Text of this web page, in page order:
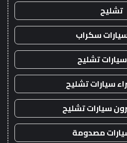
تشليح
سكراب
تشليح
سيارات تشليح
سيارات تشليح
مصدومة